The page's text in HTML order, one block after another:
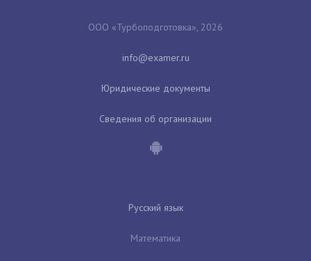
ООО «Турбоподготовка», 2026
Юридические документы
Сведения об организации
Русский язык
Математика